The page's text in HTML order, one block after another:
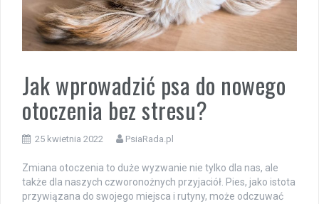
Jak wprowadzić psa do nowego
otoczenia bez stresu?
25 kwietnia 2022 PsiaRada.pl
Zmiana otoczenia to duże wyzwanie nie tylko dla nas, ale
także dla naszych czworonożnych przyjaciół. Pies, jako istota
przywiązana do swojego miejsca i rutyny, może odczuwać